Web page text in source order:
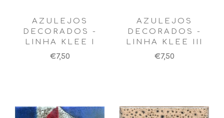
AZULEJOS
DECORADOS -
LINHA KLEE I
€7,50
AZULEJOS
DECORADOS -
LINHA KLEE III
€7,50